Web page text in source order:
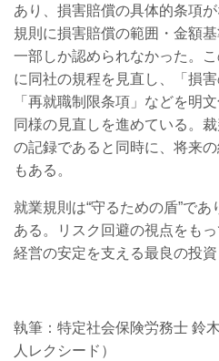
あり、損害賠償の具体的条項
規則に損害賠償の範囲・金額
一部しか認められなかった。
に同社の規程を見直し、「損
「再就職制限条項」などを明
同様の見直しを進めている。
の記録であると同時に、将来
もある。
就業規則は“守るための盾”であ
ある。リスク回避の視点をも
経営の安定を支える最良の投資
執筆：特定社会保険労務士 鈴
人レクシード）